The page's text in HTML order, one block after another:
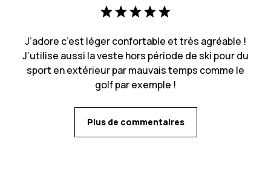
J’adore c’est léger confortable et très agréable !
J’utilise aussi la veste hors période de ski pour du
sport en extérieur par mauvais temps comme le
golf par exemple !
Plus de commentaires